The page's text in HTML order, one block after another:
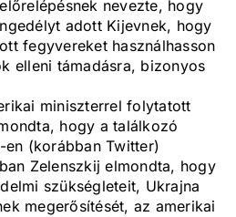
nevezte, hogy
adott Kijevnek, hogy
fegyvereket használhasson
elleni támadásra, bizonyos
miniszterrel folytatott
hogy a találkozó
(korábban Twitter)
Zelenszkij elmondta, hogy
szükségleteit, Ukrajna
megerősítését, az amerikai